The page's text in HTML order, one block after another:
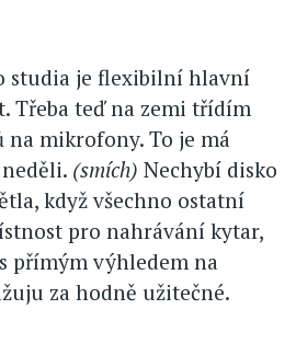
studia je flexibilní hlavní
Třeba teď na zemi třídím
na mikrofony. To je má
(smích) Nechybí disko
když všechno ostatní
pro nahrávání kytar,
přímým výhledem na
za hodně užitečné.